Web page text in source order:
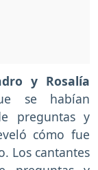
y Rosalía
se habían
preguntas y
cómo fue
Los cantantes